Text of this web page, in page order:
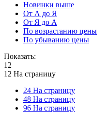
Новинки выше
От А до Я
От Я до А
По возрастанию цены
По убыванию цены
Показать:
12
12 На страницу
24 На страницу
48 На страницу
96 На страницу